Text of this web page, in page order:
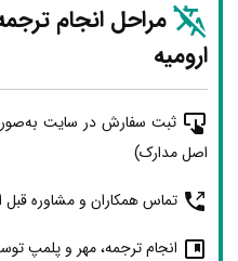
مراحل انجام
ارومیه
ثبت سفارش در سایت
اصل مدارک)
تماس همکاران و مشاوره قبل
انجام ترجمه، مهر و پلمپ